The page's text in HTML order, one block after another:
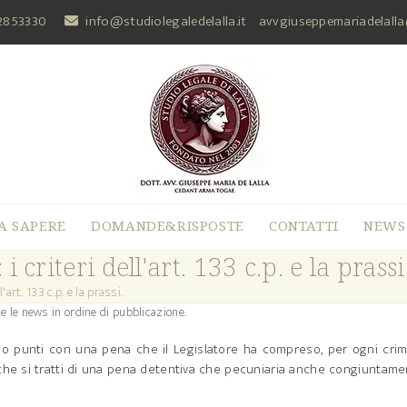
info@studiolegaledelalla.it
SAPERE DOMANDE&RISPOSTE CONTATTI NEWS
criteri dell'art. 133 c.p. e la
133 c.p. e la prassi.
le news in ordine di pubblicazione.
con una pena che il Legislatore ha compreso, per ogni
si tratti di una pena detentiva che pecuniaria anche